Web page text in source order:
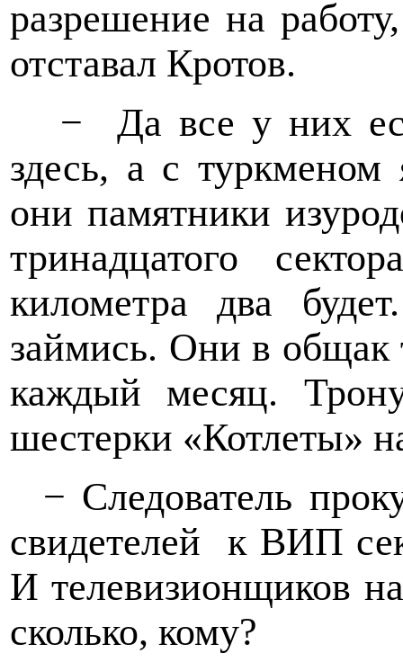
разрешение на
отставал Кротов.
−
Да все у них
здесь, а с
они памятники
тринадцатого
километра два
займись. Они в общак
каждый месяц.
шестерки «Котлеты»
− Следователь
свидетелей
к ВИП
И телевизионщиков
сколько, кому?